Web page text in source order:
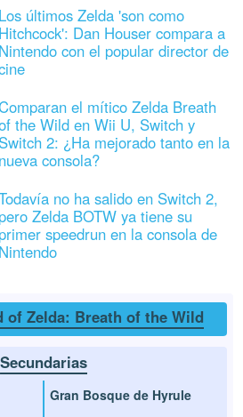
Los últimos Zelda 'son como
Hitchcock': Dan Houser compara a
Nintendo con el popular director de
el mítico Zelda Breath
the Wild en Wii U, Switch y
Switch 2: ¿Ha mejorado tanto en la
nueva consola?
no ha salido en Switch 2,
pero Zelda BOTW ya tiene su
primer speedrun en la consola de
Nintendo
of Zelda: Breath of the Wild
Secundarias
Gran Bosque de Hyrule